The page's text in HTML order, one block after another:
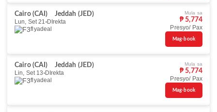
Cairo (CAI)
Jeddah (JED)
Lun, Set 21 DIrekta
flyadeal
Mula sa
₱ 5,774
Presyo/ Pax
Mag-book
Cairo (CAI)
Jeddah (JED)
Lin, Set 13 DIrekta
flyadeal
Mula sa
₱ 5,774
Presyo/ Pax
Mag-book